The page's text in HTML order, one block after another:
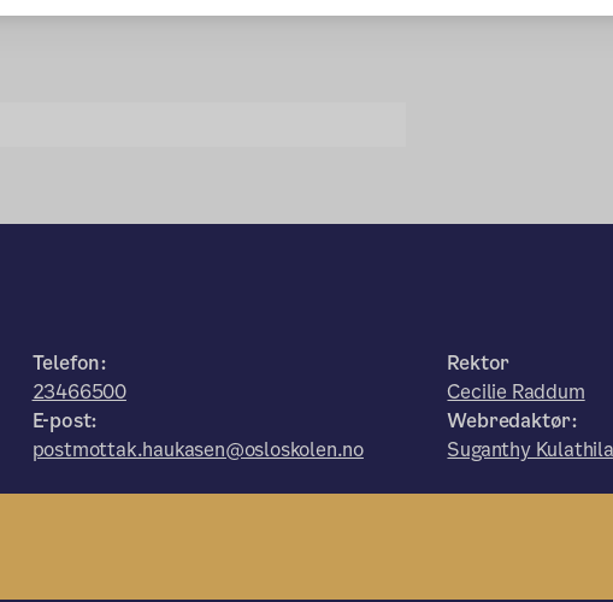
Telefon:
23466500
E-post:
postmottak.haukasen@osloskolen.no
Rektor
Cecilie Raddum
Webredaktør:
Suganthy